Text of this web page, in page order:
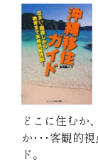
どこに住むか
か･･･客観的
ド。